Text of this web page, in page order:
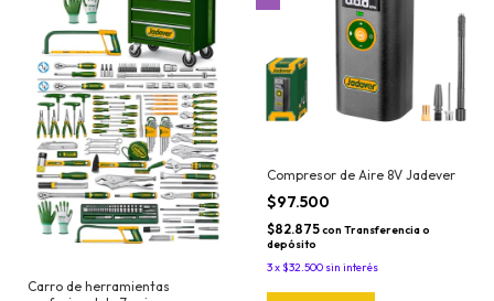
Carro de herramientas
Compresor de Aire 8V Jadever
$97.500
$82.875con Transferencia o
depósito
3x$32.500 sin interés